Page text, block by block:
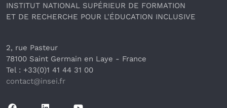
INSTITUT NATIONAL SUPÉRIEUR DE FORMATION
ET DE RECHERCHE POUR L'ÉDUCATION INCLUSIVE
2, rue Pasteur
78100 Saint Germain en Laye - France
Tel : +33(0)1 41 44 31 00
contact@insei.fr